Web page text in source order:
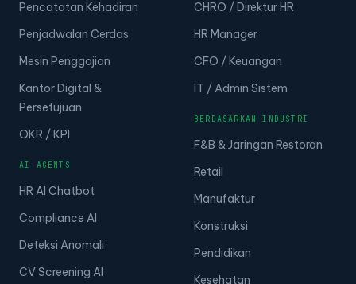
Pencatatan Kehadiran
Penjadwalan Cerdas
Mesin Penggajian
Kantor Digital &
Persetujuan
OKR / KPI
AI AGENTS
HR AI Chatbot
Compliance AI
Deteksi Anomali
CV Screening AI
CHRO / Direktur HR
HR Manager
CFO / Keuangan
IT / Admin Sistem
BERDASARKAN INDUSTRI
F&B & Jaringan Restoran
Retail
Manufaktur
Konstruksi
Pendidikan
Kesehatan